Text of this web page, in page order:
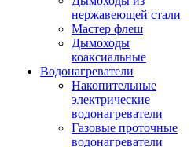
нержавеющей стали
Мастер флеш
Дымоходы
коаксиальные
Водонагреватели
Накопительные
электрические
водонагреватели
Газовые проточные
водонагреватели